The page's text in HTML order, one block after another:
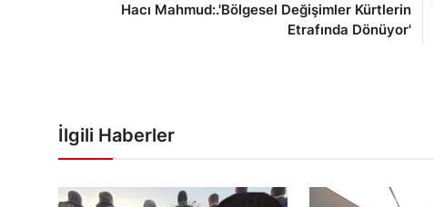
Hacı Mahmud:.'Bölgesel Değişimler Kürtlerin
Etrafında Dönüyor'
İlgili Haberler